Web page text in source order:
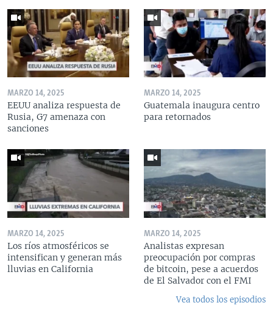
MARZO 14, 2025
EEUU analiza respuesta de
Rusia, G7 amenaza con
sanciones
MARZO 14, 2025
Guatemala inaugura centro
para retornados
MARZO 14, 2025
Los ríos atmosféricos se
intensifican y generan más
lluvias en California
MARZO 14, 2025
Analistas expresan
preocupación por compras
de bitcoin, pese a acuerdos
de El Salvador con el FMI
Vea todos los episodios